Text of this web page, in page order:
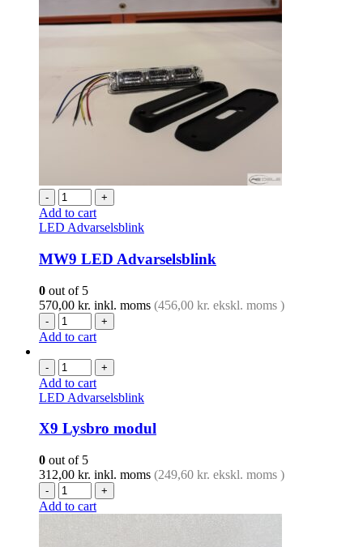
- +
Add to cart
LED Advarselsblink
MW9 LED Advarselsblink
0 out of 5
570,00 kr. inkl. moms (456,00 kr. ekskl. moms )
- +
Add to cart
- +
Add to cart
LED Advarselsblink
X9 Lysbro modul
0 out of 5
312,00 kr. inkl. moms (249,60 kr. ekskl. moms )
- +
Add to cart